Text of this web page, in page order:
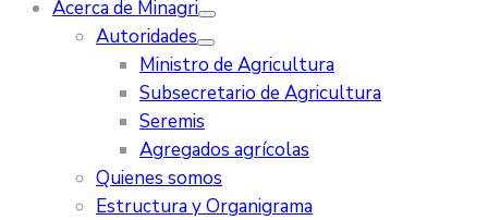
Acerca de Minagri
Autoridades
Ministro de Agricultura
Subsecretario de Agricultura
Seremis
Agregados agrícolas
Quienes somos
Estructura y Organigrama